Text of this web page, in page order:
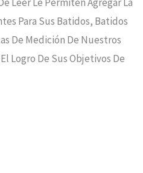
Para Sus Batidos, Batidos
De Medición De Nuestros
Logro De Sus Objetivos De